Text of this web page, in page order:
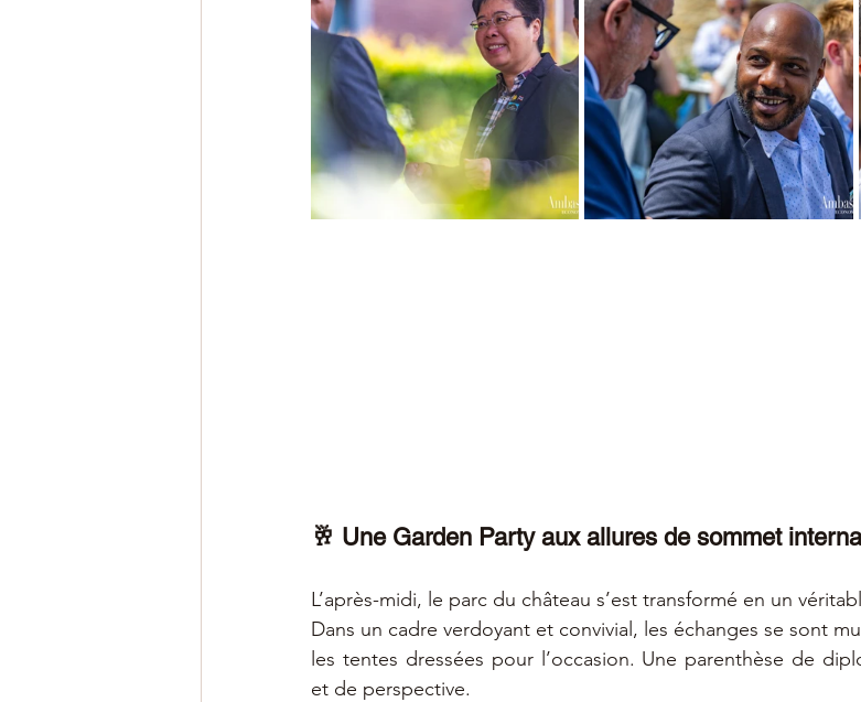
🥂 Une Garden Party aux allures de sommet
L’après-midi, le parc du château s’est transformé en un
Dans un cadre verdoyant et convivial, les échanges se sont
les tentes dressées pour l’occasion. Une parenthèse de
et de perspective.